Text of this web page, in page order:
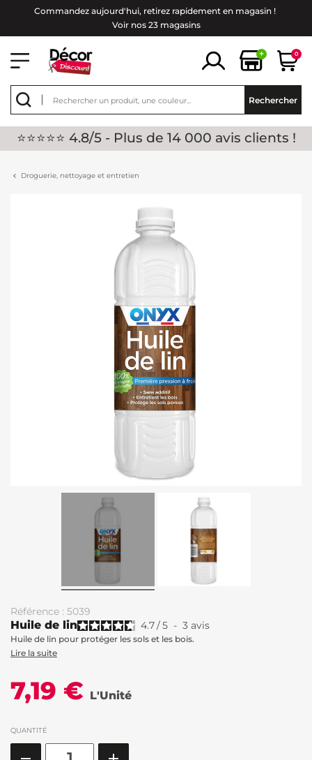
Commandez aujourd'hui, retirez rapidement en magasin !
Voir nos 23 magasins
+ 0
Rechercher
⭐⭐⭐⭐⭐ 4.8/5 - Plus de 14 000 avis clients !
Droguerie, nettoyage et entretien
Référence : 5039
Huile de lin 4.7/5 - 3 avis
Huile de lin pour protéger les sols et les bois.
Lire la suite
7,19 € L'Unité
QUANTITÉ